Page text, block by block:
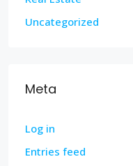
Uncategorized
Meta
Log in
Entries feed